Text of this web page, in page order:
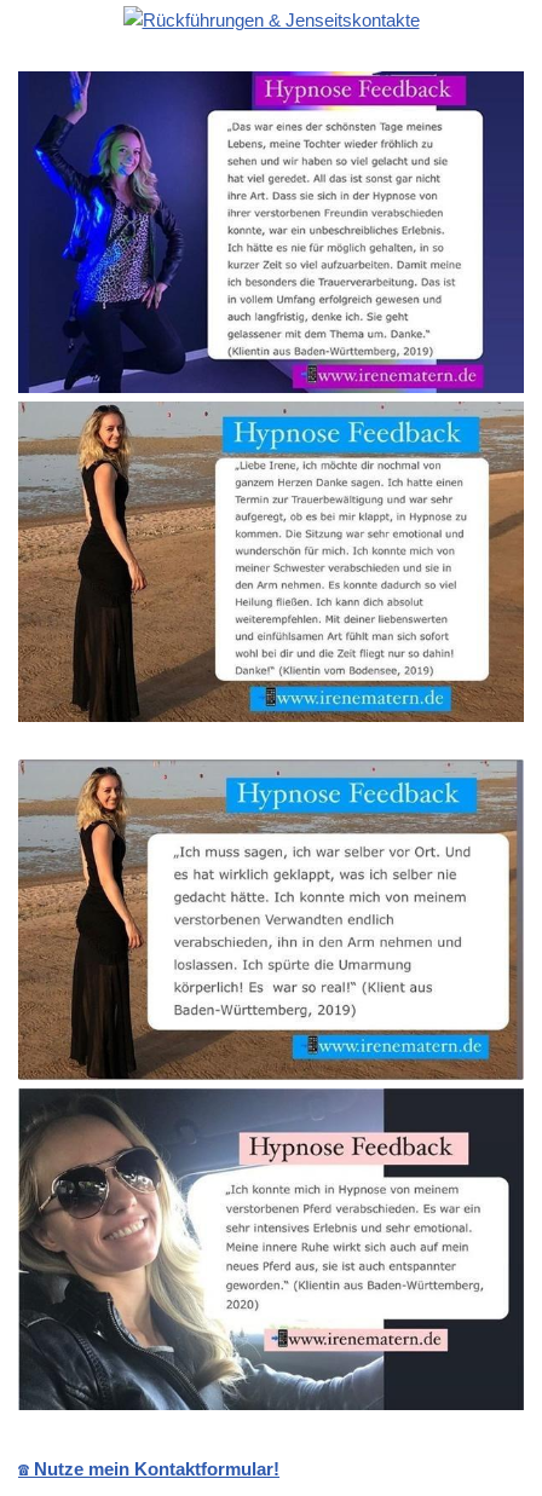
☎️ Nutze mein Kontaktformular!